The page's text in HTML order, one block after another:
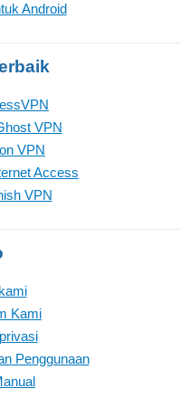
Android
VPN
VPN
Access
VPN
Kami
Penggunaan